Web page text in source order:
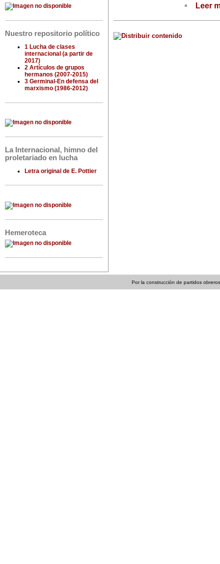
Nuestro repositorio político
1 Lucha de clases
internacional (a partir de
2017)
2 Artículos de grupos
hermanos (2007-2015)
3 Germinal-En defensa del
marxismo (1986-2012)
La Internacional, himno del
proletariado en lucha
Letra original de E. Pottier
Hemeroteca
Leer
Por la construcción de partidos